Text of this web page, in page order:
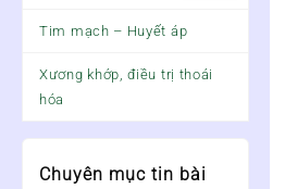
Tim mạch – Huyết áp
Xương khớp, điều trị thoái
hóa
Chuyên mục tin bài